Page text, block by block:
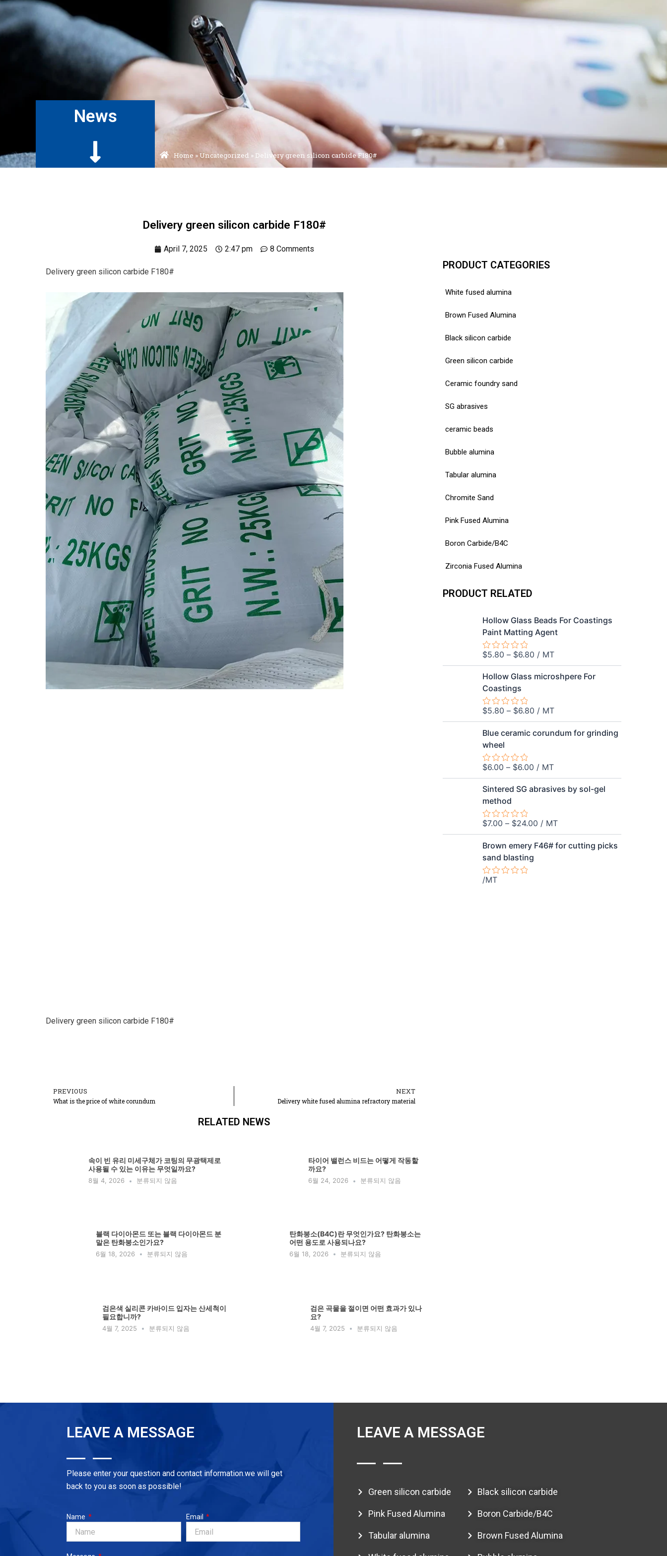
News
Home »Uncategorized » Delivery green silicon carbide F180#
Delivery green silicon carbide F180#
April 7, 2025 2:47 pm 8 Comments
Delivery green silicon carbide F180#
Delivery green silicon carbide F180#
Prev
PREVIOUS
What is the price of white corundum
NEXT
Delivery white fused alumina refractory material
RELATED NEWS
속이 빈 유리 미세구체가 코팅의 무광택제로
사용될 수 있는 이유는 무엇일까요?
8월 4, 2026 분류되지 않음
타이어 밸런스 비드는 어떻게 작동할
까요?
6월 24, 2026 분류되지 않음
블랙 다이아몬드 또는 블랙 다이아몬드 분
말은 탄화붕소인가요?
6월 18, 2026 분류되지 않음
탄화붕소(B4C)란 무엇인가요? 탄화붕소는
어떤 용도로 사용되나요?
6월 18, 2026 분류되지 않음
검은색 실리콘 카바이드 입자는 산세척이
필요합니까?
4월 7, 2025 분류되지 않음
검은 곡물을 절이면 어떤 효과가 있나
요?
4월 7, 2025 분류되지 않음
PRODUCT CATEGORIES
White fused alumina
Brown Fused Alumina
Black silicon carbide
Green silicon carbide
Ceramic foundry sand
SG abrasives
ceramic beads
Bubble alumina
Tabular alumina
Chromite Sand
Pink Fused Alumina
Boron Carbide/B4C
Zirconia Fused Alumina
PRODUCT RELATED
Hollow Glass Beads For Coastings
Paint Matting Agent
Rated
0
out
of
5
$5.80 – $6.80 / MT
Hollow Glass microshpere For
Coastings
Rated
0
out
of
5
$5.80 – $6.80 / MT
Blue ceramic corundum for grinding
wheel
Rated
0
out
of
5
$6.00 – $6.00 / MT
Sintered SG abrasives by sol-gel
method
Rated
0
out
of
5
$7.00 – $24.00 / MT
Brown emery F46# for cutting picks
sand blasting
Rated
/MT
LEAVE A MESSAGE
Please enter your question and contact information.we will get
back to you as soon as possible!
Name Email
LEAVE A MESSAGE
Green silicon carbide
Pink Fused Alumina
Tabular alumina
Black silicon carbide
Boron Carbide/B4C
Brown Fused Alumina